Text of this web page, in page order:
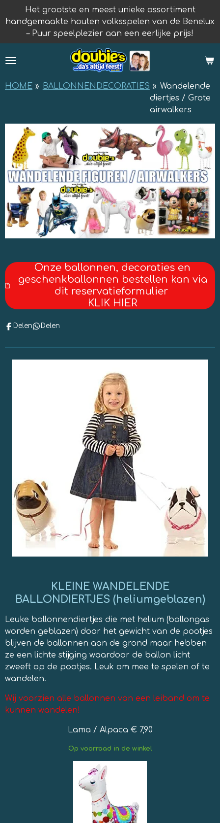
direct
de
hoofdinhoud
Het grootste en meest unieke assortiment
handgemaakte houten volksspelen van de Benelux
– Puur speelplezier aan een eerlijke prijs!
HOME » BALLONNENDECORATIES » Wandelende
diertjes / Grote
airwalkers
Onze ballonnen, decoraties en
geschenkballonnen bestellen kan via
dit reservatieformulier
KLIK HIER
Delen Delen
KLEINE WANDELENDE
BALLONDIERTJES (heliumgeblazen)
Leuke ballonnendiertjes die met helium (ballongas
worden geblazen) door het gewicht van de pootjes
blijven de ballonnen aan de grond maar hebben
ze een lichte stijging waardoor de ballon licht
zweeft op de pootjes. Leuk om mee te spelen of te
wandelen.
Wij voorzien alle ballonnen van een leiband om te
kunnen wandelen!
Lama / Alpaca € 7,90
Op voorraad in de winkel